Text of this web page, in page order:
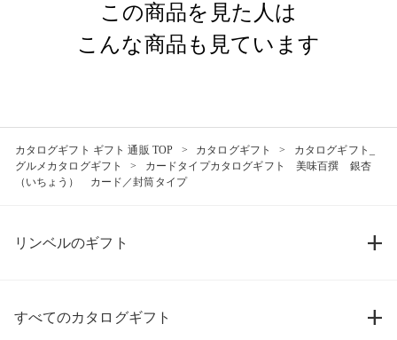
この商品を見た人は
こんな商品も見ています
カタログギフト ギフト 通販 TOP カタログギフト
カタログギフト_
グルメカタログギフト
カードタイプカタログギフト 美味百撰 銀杏
（いちょう） カード／封筒タイプ
リンベルのギフト
すべてのカタログギフト